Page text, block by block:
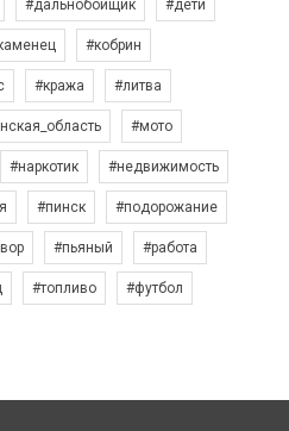
#дальнобойщик #дети
#кобрин
#кража #литва
#мото
#наркотик #недвижимость
#пинск #подорожание
#пьяный #работа
#топливо #футбол